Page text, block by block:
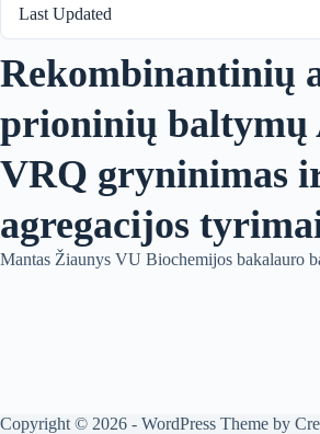
Last Updated
Rekombinantinių
prioninių baltymų
VRQ gryninimas
agregacijos
Mantas Žiaunys VU Biochemijos bakalauro
Copyright © 2026 - WordPress Theme by